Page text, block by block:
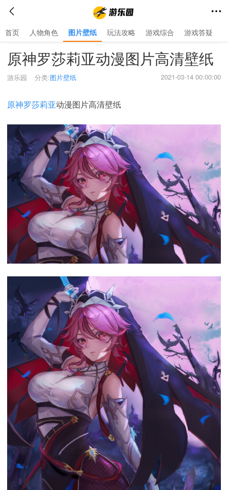
首页 人物角色 图片壁纸 玩法攻略 游戏综合 游戏答疑
首页 图片壁纸
原神罗莎莉亚动漫图片高清壁纸
游乐园 2021-03-14 00:00:00
分类:图片壁纸
原神罗莎莉亚动漫图片高清壁纸